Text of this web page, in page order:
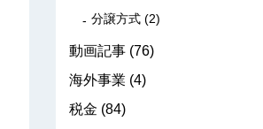
分譲方式 (2)
動画記事 (76)
海外事業 (4)
税金 (84)